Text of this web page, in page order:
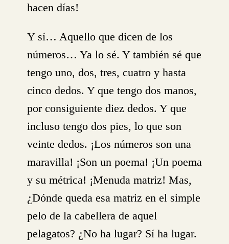
hacen días!
Y sí… Aquello que dicen de los
números… Ya lo sé. Y también sé que
tengo uno, dos, tres, cuatro y hasta
cinco dedos. Y que tengo dos manos,
por consiguiente diez dedos. Y que
incluso tengo dos pies, lo que son
veinte dedos. ¡Los números son una
maravilla! ¡Son un poema! ¡Un poema
y su métrica! ¡Menuda matriz! Mas,
¿Dónde queda esa matriz en el simple
pelo de la cabellera de aquel
pelagatos? ¿No ha lugar? Sí ha lugar.